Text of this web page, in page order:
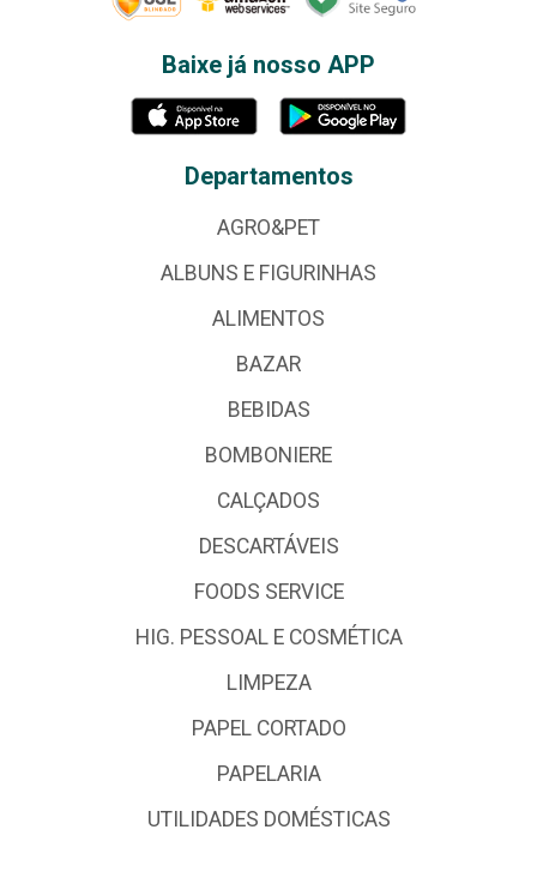
Baixe já nosso APP
Departamentos
AGRO&PET
ALBUNS E FIGURINHAS
ALIMENTOS
BAZAR
BEBIDAS
BOMBONIERE
CALÇADOS
DESCARTÁVEIS
FOODS SERVICE
HIG. PESSOAL E COSMÉTICA
LIMPEZA
PAPEL CORTADO
PAPELARIA
UTILIDADES DOMÉSTICAS